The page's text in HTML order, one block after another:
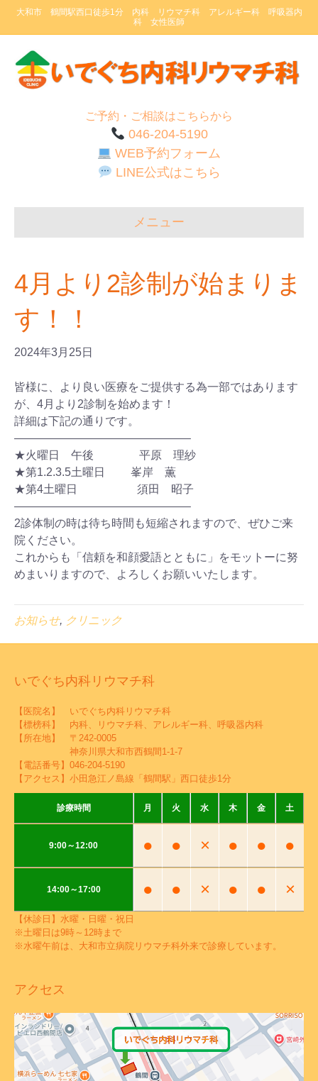
大和市 鶴間駅西口徒歩1分 内科 リウマチ科 アレルギー科 呼吸器内
科 女性医師
ご予約・ご相談はこちらから
046-204-5190
WEB予約フォーム
LINE公式はこちら
メニュー
4月より2診制が始まりま
す！！
2024年3月25日
皆様に、より良い医療をご提供する為一部ではあります
が、4月より2診制を始めます！
詳細は下記の通りです。
———————————————–
★火曜日 午後 平原 理紗
★第1.2.3.5土曜日 峯岸 薫
★第4土曜日 須田 昭子
———————————————–
2診体制の時は待ち時間も短縮されますので、ぜひご来
院ください。
これからも「信頼を和顔愛語とともに」をモットーに努
めまいりますので、よろしくお願いいたします。
お知らせ, クリニック
いでぐち内科リウマチ科
【医院名】 いでぐち内科リウマチ科
【標榜科】 内科、リウマチ科、アレルギー科、呼吸器内科
【所在地】 〒242-0005
神奈川県大和市西鶴間1-1-7
【電話番号】 046-204-5190
【アクセス】小田急江ノ島線「鶴間駅」西口徒歩1分
診療時間 月 火 水 木 金 土
9:00～12:00 ● ● × ● ● ●
14:00～17:00 ● ● × ● ● ×
【休診日】水曜・日曜・祝日
※土曜日は9時～12時まで
※水曜午前は、大和市立病院リウマチ科外来で診療しています。
アクセス